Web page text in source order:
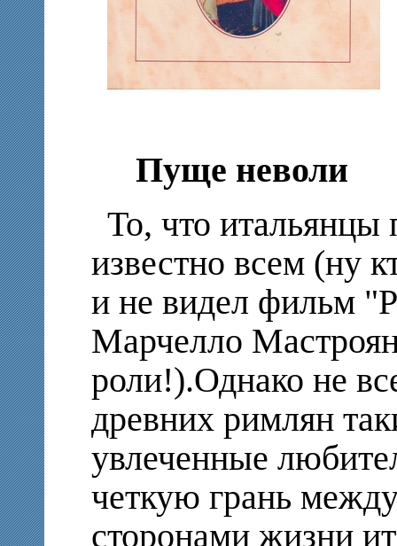
Пуще неволи
То, что
известно всем (ну
и не видел фильм
Марчелло
роли!).Однако не
древних римлян
увлеченные
четкую грань
сторонами жизни